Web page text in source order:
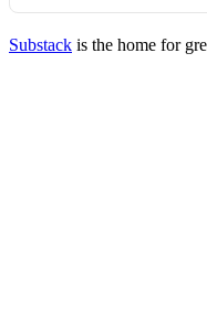
Substack is the home for